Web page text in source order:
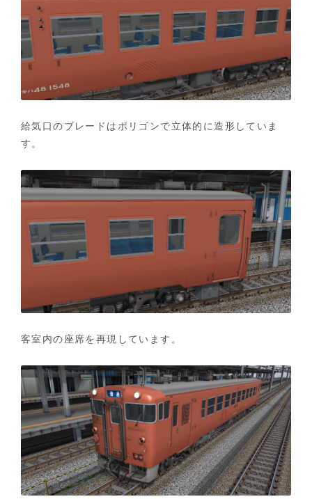
給気口のブレードはポリゴンで立体的に造形していま
す。
客室内の座席を再現しています。